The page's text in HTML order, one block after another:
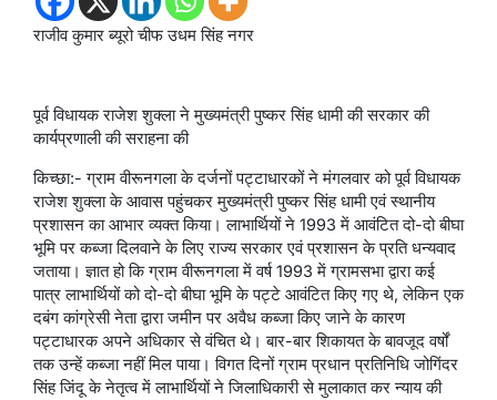
राजीव कुमार ब्यूरो चीफ उधम सिंह नगर
पूर्व विधायक राजेश शुक्ला ने मुख्यमंत्री पुष्कर सिंह धामी की सरकार की
कार्यप्रणाली की सराहना की
किच्छा:- ग्राम वीरूनगला के दर्जनों पट्टाधारकों ने मंगलवार को पूर्व विधायक
राजेश शुक्ला के आवास पहुंचकर मुख्यमंत्री पुष्कर सिंह धामी एवं स्थानीय
प्रशासन का आभार व्यक्त किया। लाभार्थियों ने 1993 में आवंटित दो-दो बीघा
भूमि पर कब्जा दिलवाने के लिए राज्य सरकार एवं प्रशासन के प्रति धन्यवाद
जताया। ज्ञात हो कि ग्राम वीरूनगला में वर्ष 1993 में ग्रामसभा द्वारा कई
पात्र लाभार्थियों को दो-दो बीघा भूमि के पट्टे आवंटित किए गए थे, लेकिन एक
दबंग कांग्रेसी नेता द्वारा जमीन पर अवैध कब्जा किए जाने के कारण
पट्टाधारक अपने अधिकार से वंचित थे। बार-बार शिकायत के बावजूद वर्षों
तक उन्हें कब्जा नहीं मिल पाया। विगत दिनों ग्राम प्रधान प्रतिनिधि जोगिंदर
सिंह जिंदू के नेतृत्व में लाभार्थियों ने जिलाधिकारी से मुलाकात कर न्याय की